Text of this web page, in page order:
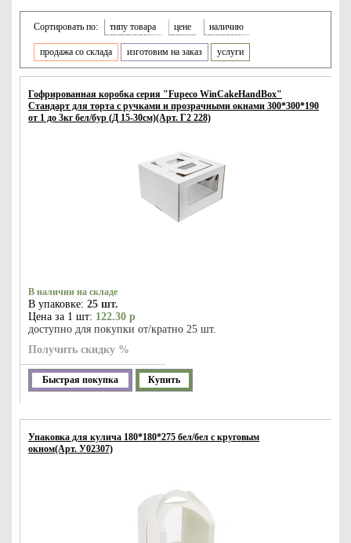
Сортировать по: типу товара цене наличию
продажа со склада изготовим на заказ услуги
Гофрированная коробка серия "Fupeco WinCakeHandBox"
Стандарт для торта c ручками и прозрачными окнами 300*300*190
от 1 до 3кг бел/бур (Д 15-30см)(Арт. Г2 228)
В наличии на складе
В упаковке: 25 шт.
Цена за 1 шт: 122.30 р
доступно для покупки от/кратно 25 шт.
Получить скидку %
Быстрая покупка Купить
Упаковка для кулича 180*180*275 бел/бел с круговым
окном(Арт. У02307)